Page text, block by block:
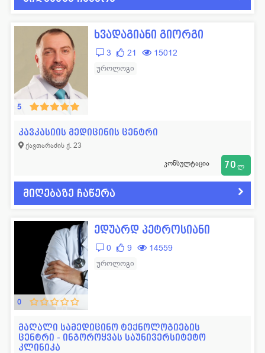
5
ხვადაგიანი გიორგი
3 21 15012
უროლოგი
კავკასიის მედიცინის ცენტრი
ქავთარაძის ქ. 23
კონსულტაცია 70 ლ
მიღებაზე ჩაწერა
0
ედუარდ პეტროსიანი
0 9 14559
უროლოგი
მაღალი სამედიცინო ტექნოლოგიების
ცენტრი - ინგოროყვას საუნივერსიტეტო
კლინიკა